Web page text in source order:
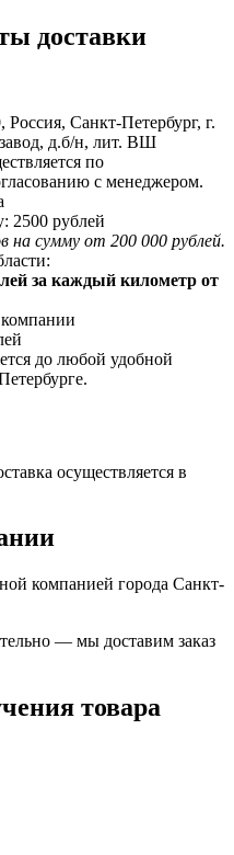
доставки
Россия, Санкт-Петербург, г.
д.б/н, лит. ВШ
по
с менеджером.
2500 рублей
на сумму от 200 000 рублей.
за каждый километр от
до любой удобной
осуществляется в
компанией города Санкт-
— мы доставим заказ
товара